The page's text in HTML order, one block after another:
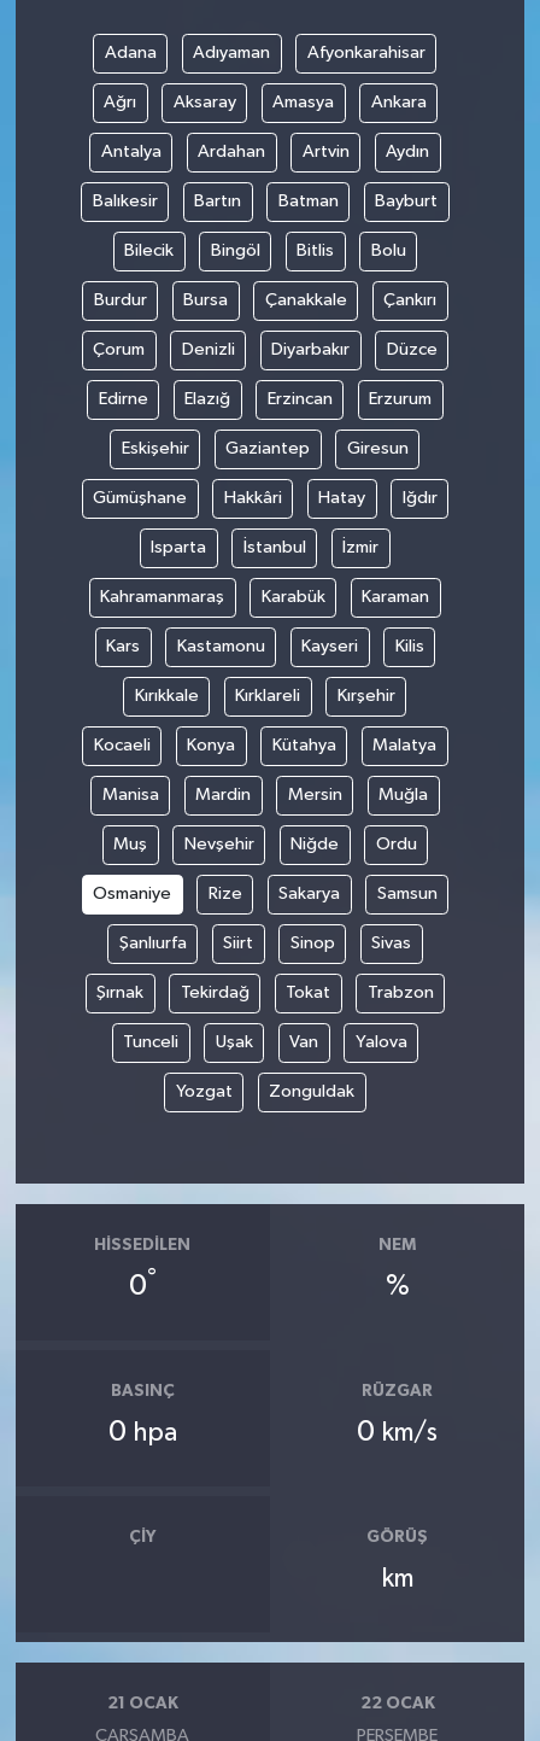
Adana Adıyaman Afyonkarahisar
Ağrı Aksaray Amasya Ankara
Antalya Ardahan Artvin Aydın
Balıkesir Bartın Batman Bayburt
Bilecik Bingöl Bitlis Bolu
Burdur Bursa Çanakkale Çankırı
Çorum Denizli Diyarbakır Düzce
Edirne Elazığ Erzincan Erzurum
Eskişehir Gaziantep Giresun
Gümüşhane Hakkâri Hatay Iğdır
Isparta İstanbul İzmir
Kahramanmaraş Karabük Karaman
Kars Kastamonu Kayseri Kilis
Kırıkkale Kırklareli Kırşehir
Kocaeli Konya Kütahya Malatya
Manisa Mardin Mersin Muğla
Muş Nevşehir Niğde Ordu
Osmaniye Rize Sakarya Samsun
Şanlıurfa Siirt Sinop Sivas
Şırnak Tekirdağ Tokat Trabzon
Tunceli Uşak Van Yalova
Yozgat Zonguldak
HISSEDILEN
0°
NEM
%
BASINÇ
0 hpa
RÜZGAR
0 km/s
ÇIY GÖRÜŞ
km
21 OCAK
ÇARŞAMBA
22 OCAK
PERŞEMBE